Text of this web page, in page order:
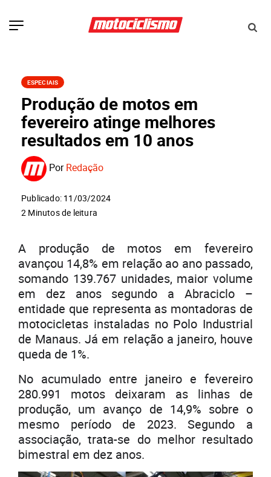
ESPECIAIS
Produção de motos em
fevereiro atinge melhores
resultados em 10 anos
PorRedação
Publicado: 11/03/2024
2 Minutos de leitura
A produção de motos em fevereiro
avançou 14,8% em relação ao ano passado,
somando 139.767 unidades, maior volume
em dez anos segundo a Abraciclo –
entidade que representa as montadoras de
motocicletas instaladas no Polo Industrial
de Manaus. Já em relação a janeiro, houve
queda de 1%.
No acumulado entre janeiro e fevereiro
280.991 motos deixaram as linhas de
produção, um avanço de 14,9% sobre o
mesmo período de 2023. Segundo a
associação, trata-se do melhor resultado
bimestral em dez anos.